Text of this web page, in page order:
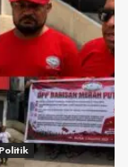
Politik